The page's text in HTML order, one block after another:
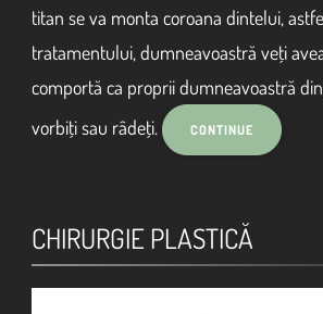
titan se va monta coroana dintelui,
tratamentului, dumneavoastră veţi
comportă ca proprii dumneavoastră
vorbiţi sau râdeţi.
CHIRURGIE PLASTICĂ